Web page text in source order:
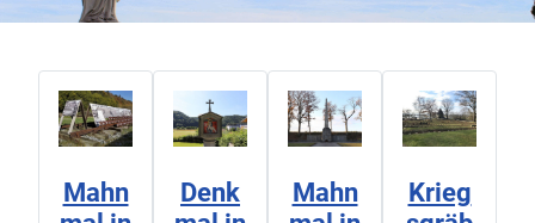
Mahn
Denk
Mahn
Krieg